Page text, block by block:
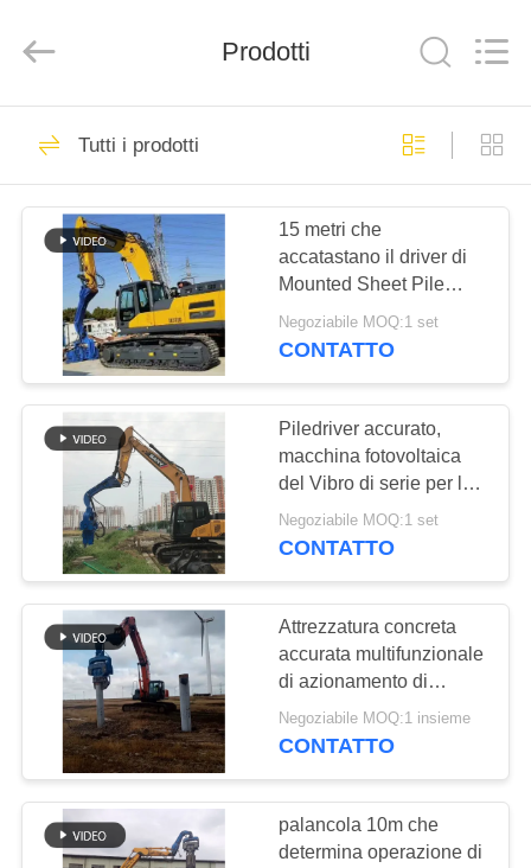
CASA
PRODOTTI
MANIFESTAZIONE
CIRCA
GIRO
DELLA
FABBRICA
CONTROLLO
QUALITÀ
CONTATTICI
Ltd..
Battipalo idraulico
118
escavatore montato
battipalo
86
Martello elettrico
vibratore
Prodotti
Tutti i prodotti
15 metri che
accatastano il driver di
Mounted Sheet Pile
dell'escavatore del Vibro
Negoziabile MOQ:1 set
CONTATTO
Piledriver accurato,
macchina fotovoltaica
del Vibro di serie per la
palancola
Negoziabile MOQ:1 set
CONTATTO
Attrezzatura concreta
accurata multifunzionale
di azionamento di
mucchio 32Mpa
Negoziabile MOQ:1 insieme
CONTATTO
palancola 10m che
determina operazione di